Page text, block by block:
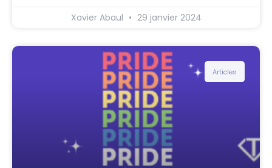
Xavier Abaul 29 janvier 2024
Articles